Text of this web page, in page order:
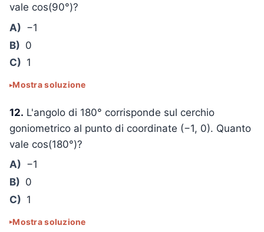
vale cos(90°)?
A) −1
B) 0
C) 1
Mostra soluzione
12. L'angolo di 180° corrisponde sul cerchio
goniometrico al punto di coordinate (−1, 0). Quanto
vale cos(180°)?
A) −1
B) 0
C) 1
Mostra soluzione